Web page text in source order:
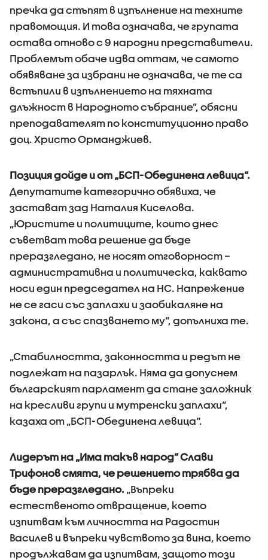
пречка да стъпят в изпълнение на техните
правомощия. И това означава, че групата
остава отново с 9 народни представители.
Проблемът обаче идва оттам, че самото
обявяване за избрани не означава, че те са
встъпили в изпълнението на тяхната
длъжност в Народното събрание”, обясни
преподавателят по конституционно право
доц. Христо Орманджиев.
Позиция дойде и от „БСП-Обединена левица“.
Депутатите категорично обявиха, че
застават зад Наталия Киселова.
„Юристите и политиците, които днес
съветват това решение да бъде
преразгледано, не носят отговорност –
административна и политическа, каквато
носи един председател на НС. Напрежение
не се гаси със заплахи и заобикаляне на
закона, а със спазването му“, допълниха те.
„Стабилността, законността и редът не
подлежат на пазарлък. Няма да допуснем
българският парламент да стане заложник
на кресливи групи и мутренски заплахи“,
казаха от „БСП-Обединена левица“.
Лидерът на „Има такъв народ“ Слави
Трифонов смята, че решението трябва да
бъде преразгледано. „Въпреки
естественото отвращение, което
изпитвам към личността на Радостин
Василев и въпреки чувството за вина, което
продължавам да изпитвам, защото този